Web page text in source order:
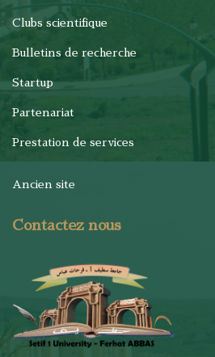
Clubs scientifique
Bulletins de recherche
Startup
Partenariat
Prestation de services
Ancien site
Contactez nous